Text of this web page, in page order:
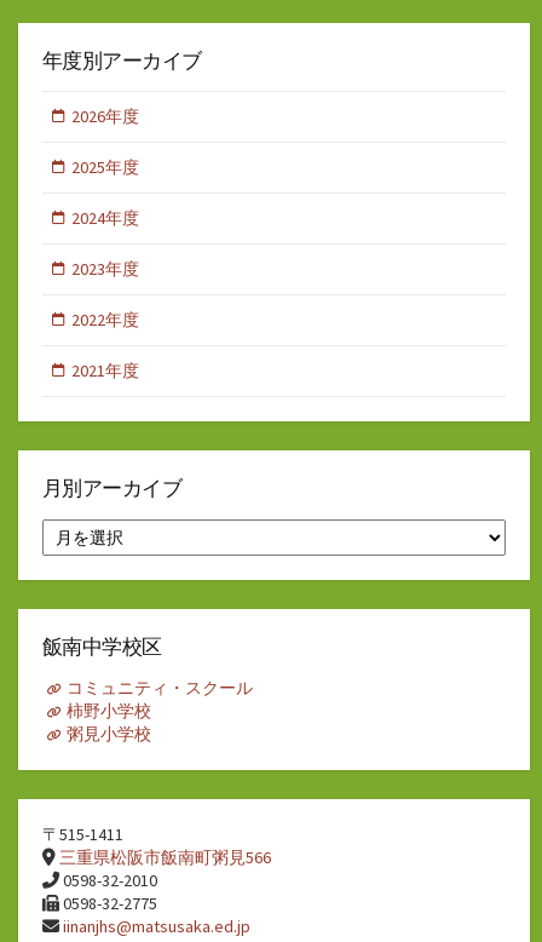
年度別アーカイブ
2026年度
2025年度
2024年度
2023年度
2022年度
2021年度
月別アーカイブ
別
ア
イ
飯南中学校区
コミュニティ・スクール
柿野小学校
粥見小学校
〒515-1411
三重県松阪市飯南町粥見566
0598-32-2010
0598-32-2775
iinanjhs@matsusaka.ed.jp